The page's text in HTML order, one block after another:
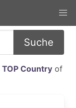
Suche
TOP Countryof